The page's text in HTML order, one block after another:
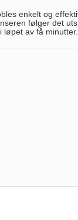
enkelt og
følger det
løpet av få